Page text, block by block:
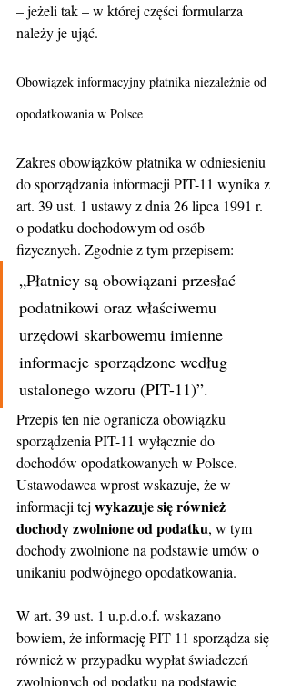
– jeżeli tak – w której części formularza
należy je ująć.
Obowiązek informacyjny płatnika niezależnie od
opodatkowania w Polsce
Zakres obowiązków płatnika w odniesieniu
do sporządzania informacji PIT-11 wynika z
art. 39 ust. 1 ustawy z dnia 26 lipca 1991 r.
o podatku dochodowym od osób
fizycznych. Zgodnie z tym przepisem:
„Płatnicy są obowiązani przesłać
podatnikowi oraz właściwemu
urzędowi skarbowemu imienne
informacje sporządzone według
ustalonego wzoru (PIT-11)”.
Przepis ten nie ogranicza obowiązku
sporządzenia PIT-11 wyłącznie do
dochodów opodatkowanych w Polsce.
Ustawodawca wprost wskazuje, że w
informacji tej wykazuje się również
dochody zwolnione od podatku, w tym
dochody zwolnione na podstawie umów o
unikaniu podwójnego opodatkowania.
W art. 39 ust. 1 u.p.d.o.f. wskazano
bowiem, że informację PIT-11 sporządza się
również w przypadku wypłat świadczeń
zwolnionych od podatku na podstawie